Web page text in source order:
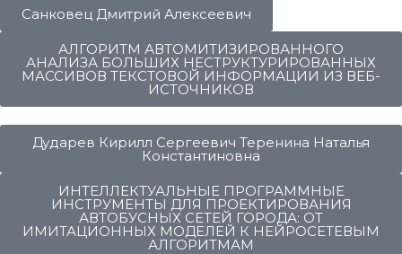
Санковец Дмитрий Алексеевич
АЛГОРИТМ АВТОМИТИЗИРОВАННОГО
АНАЛИЗА БОЛЬШИХ НЕСТРУКТУРИРОВАННЫХ
МАССИВОВ ТЕКСТОВОЙ ИНФОРМАЦИИ ИЗ ВЕБ-
ИСТОЧНИКОВ
Дударев Кирилл Сергеевич Теренина Наталья
Константиновна
ИНТЕЛЛЕКТУАЛЬНЫЕ ПРОГРАММНЫЕ
ИНСТРУМЕНТЫ ДЛЯ ПРОЕКТИРОВАНИЯ
АВТОБУСНЫХ СЕТЕЙ ГОРОДА: ОТ
ИМИТАЦИОННЫХ МОДЕЛЕЙ К НЕЙРОСЕТЕВЫМ
АЛГОРИТМАМ